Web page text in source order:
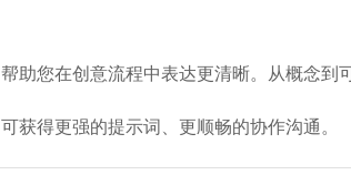
助您在创意流程中表达更清晰。从概念到
得更强的提示词、更顺畅的协作沟通。